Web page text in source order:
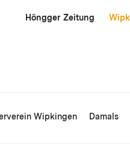
Höngger Zeitung
Wipkingen Damals